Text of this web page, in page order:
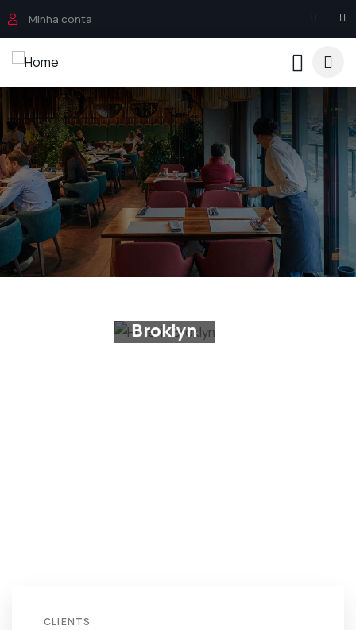
Minha conta
mall
CLIENTS